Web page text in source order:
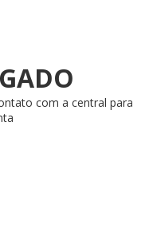
com a central para